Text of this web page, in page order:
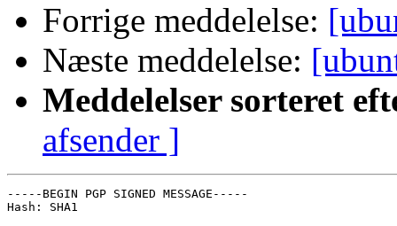
Forrige meddelelse:
Næste meddelelse:
Meddelelser sorteret
afsender ]
-----BEGIN PGP SIGNED MESSAGE-----
Hash: SHA1